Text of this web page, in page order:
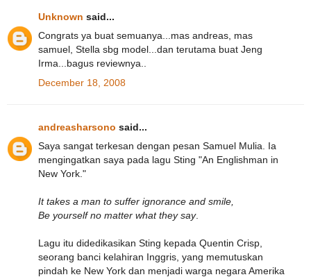
Unknown said...
Congrats ya buat semuanya...mas andreas, mas
samuel, Stella sbg model...dan terutama buat Jeng
Irma...bagus reviewnya..
December 18, 2008
andreasharsono said...
Saya sangat terkesan dengan pesan Samuel Mulia. Ia
mengingatkan saya pada lagu Sting "An Englishman in
New York."
It takes a man to suffer ignorance and smile,
Be yourself no matter what they say.
Lagu itu didedikasikan Sting kepada Quentin Crisp,
seorang banci kelahiran Inggris, yang memutuskan
pindah ke New York dan menjadi warga negara Amerika